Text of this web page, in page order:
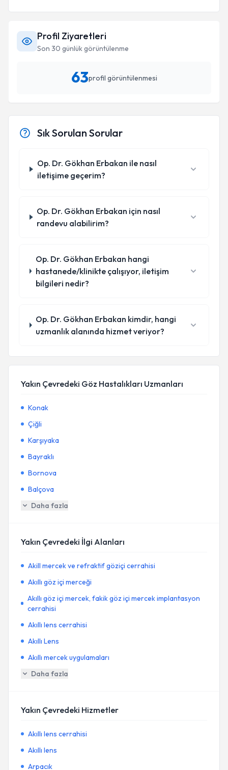
Profil Ziyaretleri
Son 30 günlük görüntülenme
63profil görüntülenmesi
Sık Sorulan Sorular
Op. Dr. Gökhan Erbakan ile nasıl
iletişime geçerim?
Op. Dr. Gökhan Erbakan için nasıl
randevu alabilirim?
Op. Dr. Gökhan Erbakan hangi
hastanede/klinikte çalışıyor, iletişim
bilgileri nedir?
Op. Dr. Gökhan Erbakan kimdir, hangi
uzmanlık alanında hizmet veriyor?
Yakın Çevredeki Göz Hastalıkları Uzmanları
Konak
Çiğli
Karşıyaka
Bayraklı
Bornova
Balçova
Daha fazla
Yakın Çevredeki İlgi Alanları
Akill mercek ve refraktif göziçi cerrahisi
Akıllı göz içi merceği
Akıllı göz içi mercek, fakik göz içi mercek implantasyon
cerrahisi
Akıllı lens cerrahisi
Akıllı Lens
Akıllı mercek uygulamaları
Daha fazla
Yakın Çevredeki Hizmetler
Akıllı lens cerrahisi
Akıllı lens
Arpacık